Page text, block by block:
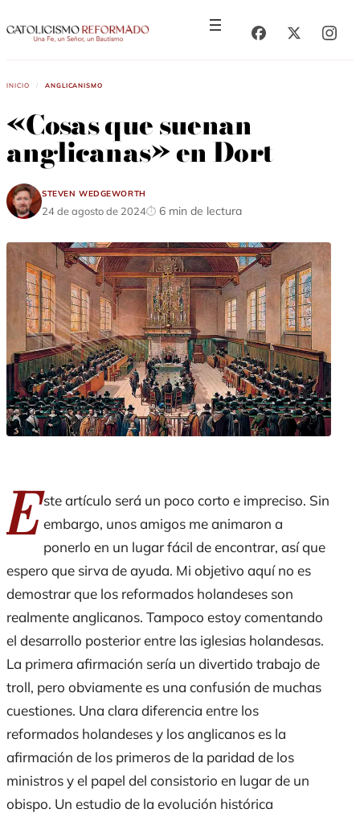
al
al
Inicio / Anglicanismo
«Cosas que suenan
anglicanas» en Dort
Steven Wedgeworth
24 de agosto de 2024 6 min de lectura
E ste artículo será un poco corto e impreciso. Sin
embargo, unos amigos me animaron a
ponerlo en un lugar fácil de encontrar, así que
espero que sirva de ayuda. Mi objetivo aquí no es
demostrar que los reformados holandeses son
realmente anglicanos. Tampoco estoy comentando
el desarrollo posterior entre las iglesias holandesas.
La primera afirmación sería un divertido trabajo de
troll, pero obviamente es una confusión de muchas
cuestiones. Una clara diferencia entre los
reformados holandeses y los anglicanos es la
afirmación de los primeros de la paridad de los
ministros y el papel del consistorio en lugar de un
obispo. Un estudio de la evolución histórica